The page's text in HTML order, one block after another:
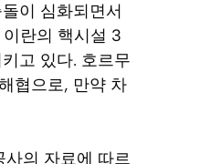
이 심화되면서
란의 핵시설 3
고 있다. 호르무
협으로, 만약 차
의 자료에 따르